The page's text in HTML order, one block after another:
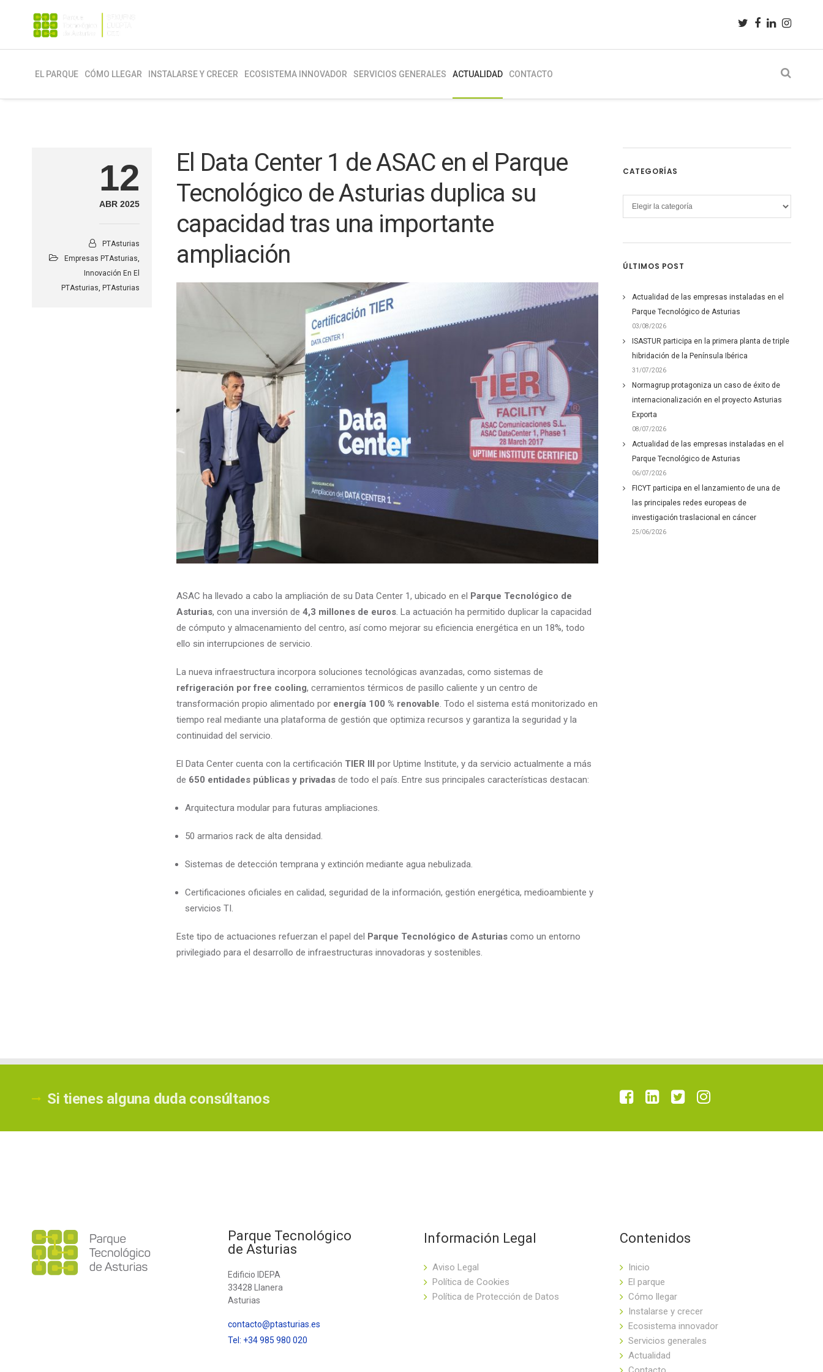
EL PARQUE CÓMO LLEGAR INSTALARSE Y CRECER ECOSISTEMA INNOVADOR SERVICIOS GENERALES ACTUALIDAD CONTACTO
12
ABR 2025
PTAsturias
Empresas PTAsturias,
Innovación En El
PTAsturias, PTAsturias
El Data Center 1 de ASAC en el Parque
Tecnológico de Asturias duplica su
capacidad tras una importante
ampliación
ASAC ha llevado a cabo la ampliación de su Data Center 1, ubicado en el Parque Tecnológico de
Asturias, con una inversión de4,3 millones de euros. La actuación ha permitido duplicar la capacidad
de cómputo y almacenamiento del centro, así como mejorar su eficiencia energética en un 18%, todo
ello sin interrupciones de servicio.
La nueva infraestructura incorpora soluciones tecnológicas avanzadas, como sistemas de
refrigeración por free cooling, cerramientos térmicos de pasillo caliente y un centro de
transformación propio alimentado por energía 100 % renovable. Todo el sistema está monitorizado en
tiempo real mediante una plataforma de gestión que optimiza recursos y garantiza la seguridad y la
continuidad del servicio.
El Data Center cuenta con la certificación TIER III por Uptime Institute, y da servicio actualmente a más
de 650 entidades públicas y privadas de todo el país. Entre sus principales características destacan:
Arquitectura modular para futuras ampliaciones.
50 armarios rack de alta densidad.
Sistemas de detección temprana y extinción mediante agua nebulizada.
Certificaciones oficiales en calidad, seguridad de la información, gestión energética, medioambiente y
servicios TI.
Este tipo de actuaciones refuerzan el papel del Parque Tecnológico de Asturias como un entorno
privilegiado para el desarrollo de infraestructuras innovadoras y sostenibles.
CATEGORÍAS
Categorías
ÚLTIMOS POST
Actualidad de las empresas instaladas en el
Parque Tecnológico de Asturias
03/08/2026
ISASTUR participa en la primera planta de triple
hibridación de la Península Ibérica
31/07/2026
Normagrup protagoniza un caso de éxito de
internacionalización en el proyecto Asturias
Exporta
08/07/2026
Actualidad de las empresas instaladas en el
Parque Tecnológico de Asturias
06/07/2026
FICYT participa en el lanzamiento de una de
las principales redes europeas de
investigación traslacional en cáncer
25/06/2026
Si tienes alguna duda consúltanos
Parque Tecnológico
de Asturias
Edificio IDEPA
33428 Llanera
Asturias
contacto@ptasturias.es
Tel: +34 985 980 020
Información Legal
Aviso Legal
Política de Cookies
Política de Protección de Datos
Contenidos
Inicio
El parque
Cómo llegar
Instalarse y crecer
Ecosistema innovador
Servicios generales
Actualidad